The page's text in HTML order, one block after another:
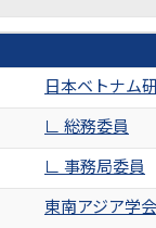
日本ベトナム
∟ 総務委員
∟ 事務局委員
東南アジア学会